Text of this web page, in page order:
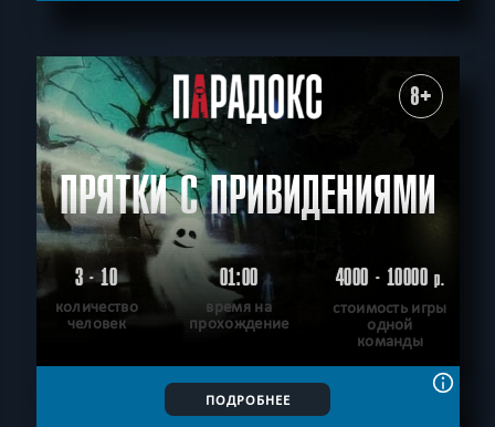
8+
ПРЯТКИ С ПРИВИДЕНИЯМИ
3 - 10
количество
человек
01:00
время на
прохождение
4000 - 10000р.
стоимость игры
одной
команды
ПОДРОБНЕЕ